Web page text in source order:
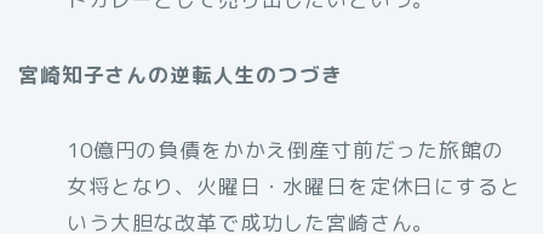
宮崎知子さんの逆転人生のつづき
10億円の負債をかかえ倒産寸前だった旅館の
女将となり、火曜日・水曜日を定休日にすると
いう大胆な改革で成功した宮崎さん。